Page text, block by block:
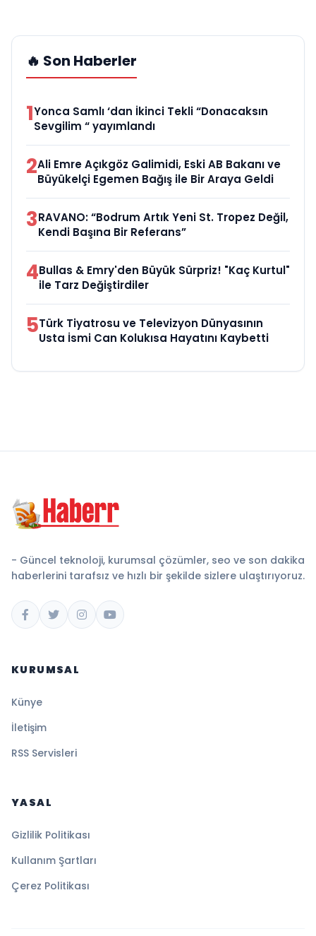
🔥 Son Haberler
1Yonca Samlı ‘dan İkinci Tekli “Donacaksın
Sevgilim “ yayımlandı
2Ali Emre Açıkgöz Galimidi, Eski AB Bakanı ve
Büyükelçi Egemen Bağış ile Bir Araya Geldi
3RAVANO: “Bodrum Artık Yeni St. Tropez Değil,
Kendi Başına Bir Referans”
4Bullas & Emry'den Büyük Sürpriz! "Kaç Kurtul"
ile Tarz Değiştirdiler
5Türk Tiyatrosu ve Televizyon Dünyasının
Usta İsmi Can Kolukısa Hayatını Kaybetti
- Güncel teknoloji, kurumsal çözümler, seo ve son dakika
haberlerini tarafsız ve hızlı bir şekilde sizlere ulaştırıyoruz.
KURUMSAL
Künye
İletişim
RSS Servisleri
YASAL
Gizlilik Politikası
Kullanım Şartları
Çerez Politikası